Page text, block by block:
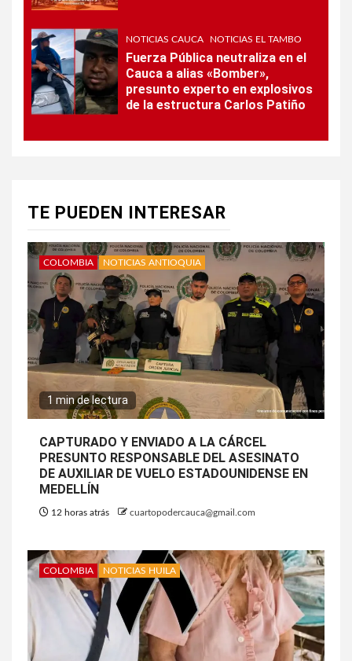
NOTICIAS CAUCA NOTICIAS EL TAMBO
Fuerza Pública neutraliza en el
Cauca a alias «Bomber»,
presunto experto en explosivos
de la estructura Carlos Patiño
TE PUEDEN INTERESAR
COLOMBIA NOTICIAS ANTIOQUIA
1 min de lectura
CAPTURADO Y ENVIADO A LA CÁRCEL
PRESUNTO RESPONSABLE DEL ASESINATO
DE AUXILIAR DE VUELO ESTADOUNIDENSE EN
MEDELLÍN
12 horas atrás cuartopodercauca@gmail.com
COLOMBIA NOTICIAS HUILA